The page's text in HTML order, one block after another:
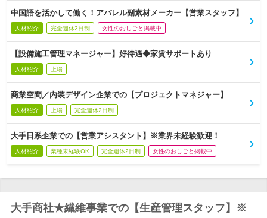
中国語を活かして働く！アパレル副素材メーカー【営業スタッフ】
人材紹介 完全週休2日制 女性のおしごと掲載中
【設備施工管理マネージャー】好待遇◆家賃サポートあり
人材紹介 上場
商業空間／内装デザイン企業での【プロジェクトマネジャー】
人材紹介 上場 完全週休2日制
大手日系企業での【営業アシスタント】※業界未経験歓迎！
人材紹介 業種未経験OK 完全週休2日制 女性のおしごと掲載中
大手商社★繊維事業での【生産管理スタッフ】※